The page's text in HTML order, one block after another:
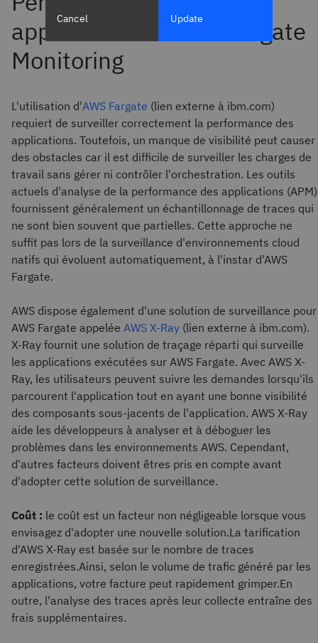
L'utilisation d'AWS Fargate (lien externe à ibm.com)
requiert de surveiller correctement la performance des
applications. Toutefois, un manque de visibilité peut causer
des obstacles car il est difficile de surveiller les charges de
travail sans gérer ni contrôler l'orchestration. Les outils
actuels d'analyse de la performance des applications (APM)
fournissent généralement un échantillonnage de traces qui
ne sont bien souvent que partielles. Cette approche ne
suffit pas lors de la surveillance d'environnements cloud
natifs qui évoluent automatiquement, à l'instar d'AWS
Fargate.
AWS dispose également d'une solution de surveillance pour
AWS Fargate appelée AWS X-Ray (lien externe à ibm.com).
X-Ray fournit une solution de traçage réparti qui surveille
les applications exécutées sur AWS Fargate. Avec AWS X-
Ray, les utilisateurs peuvent suivre les demandes lorsqu'ils
parcourent l'application tout en ayant une bonne visibilité
des composants sous-jacents de l'application. AWS X-Ray
aide les développeurs à analyser et à déboguer les
problèmes dans les environnements AWS. Cependant,
d'autres facteurs doivent êtres pris en compte avant
d'adopter cette solution de surveillance.
Coût : le coût est un facteur non négligeable lorsque vous
envisagez d'adopter une nouvelle solution.La tarification
d'AWS X-Ray est basée sur le nombre de traces
enregistrées.Ainsi, selon le volume de trafic généré par les
applications, votre facture peut rapidement grimper.En
outre, l'analyse des traces après leur collecte entraîne des
frais supplémentaires.
Cancel Update